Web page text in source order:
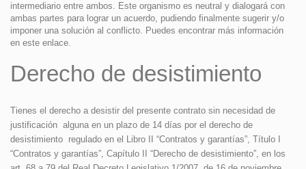
intermediario entre ambos. Este organismo es neutral y dialogará con
ambas partes para lograr un acuerdo, pudiendo finalmente sugerir y/o
imponer una solución al conflicto. Puedes encontrar más información
en este enlace.
Derecho de desistimiento
Tienes el derecho a desistir del presente contrato sin necesidad de
justificación alguna en un plazo de 14 días por el derecho de
desistimiento regulado en el Libro II “Contratos y garantías”, Título I
“Contratos y garantías”, Capítulo II “Derecho de desistimiento”, en los